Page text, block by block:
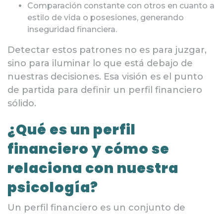
Comparación constante con otros en cuanto a
estilo de vida o posesiones, generando
inseguridad financiera.
Detectar estos patrones no es para juzgar,
sino para iluminar lo que está debajo de
nuestras decisiones. Esa visión es el punto
de partida para definir un perfil financiero
sólido.
¿Qué es un perfil
financiero y cómo se
relaciona con nuestra
psicología?
Un perfil financiero es un conjunto de